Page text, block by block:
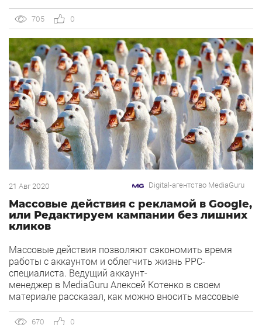
500 долларов, он должен прокоммуницировать с
брендом от 6 до 8 раз на разных платформах и
устройствах. Как […]
705 0
21 Авг 2020 Digital-агентство MediaGuru
Массовые действия с рекламой в Google,
или Редактируем кампании без лишних
кликов
Массовые действия позволяют сэкономить время
работы с аккаунтом и облегчить жизнь PPC-
специалиста. Ведущий аккаунт-
менеджер в MediaGuru Алексей Котенко в своем
материале рассказал, как можно вносить массовые
инструментами можно воспользоваться. Массовые
670 0